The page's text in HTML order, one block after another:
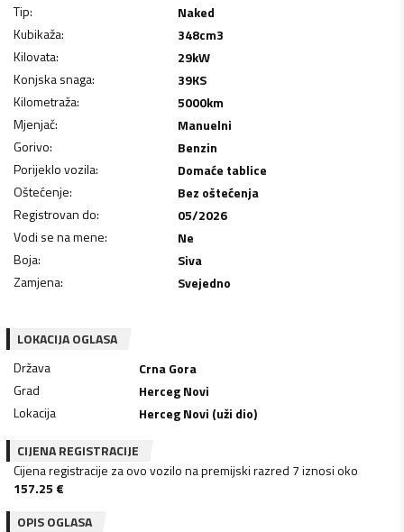
Tip:
Naked
Kubikaža: 348cm3
Kilovata: 29kW
Konjska snaga: 39KS
Kilometraža: 5000km
Mjenjač:
Manuelni
Gorivo:
Benzin
Porijeklo vozila:
Domaće tablice
Oštećenje:
Bez oštećenja
Registrovan do:
05/2026
Vodi se na mene:
Ne
Boja:
Siva
Zamjena: Svejedno
LOKACIJA OGLASA
Država
Crna Gora
Grad
Herceg Novi
Lokacija
Herceg Novi (uži dio)
CIJENA REGISTRACIJE
Cijena registracije za ovo vozilo na premijski razred 7 iznosi oko
157.25 €
OPIS OGLASA